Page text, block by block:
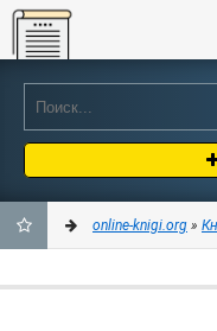
Online-
online-knigi.org »